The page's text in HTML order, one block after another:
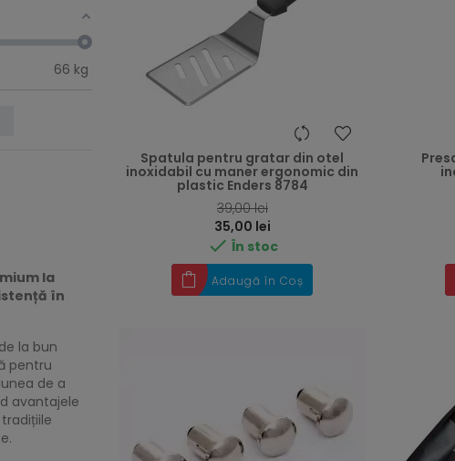
66 kg
la
în
la bun
pentru
de a
avantajele
Spatula pentru gratar din otel
inoxidabil cu maner ergonomic din
plastic Enders 8784
39,00 lei
35,00 lei
 În stoc
Adaugă în Coș